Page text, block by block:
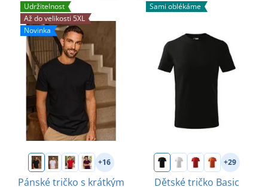
Udržitelnost
Až do velikosti 5XL
Novinka
+16
Pánské tričko s krátkým
Sami oblékáme
+29
Dětské tričko Basic